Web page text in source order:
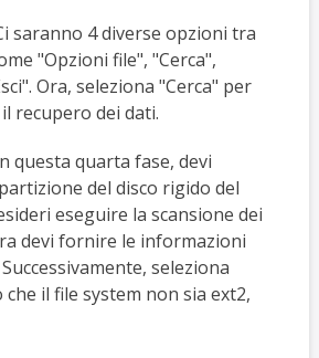
saranno 4 diverse opzioni tra
"Opzioni file", "Cerca",
Ora, seleziona "Cerca" per
recupero dei dati.
questa quarta fase, devi
del disco rigido del
eseguire la scansione dei
devi fornire le informazioni
seleziona
il file system non sia ext2,